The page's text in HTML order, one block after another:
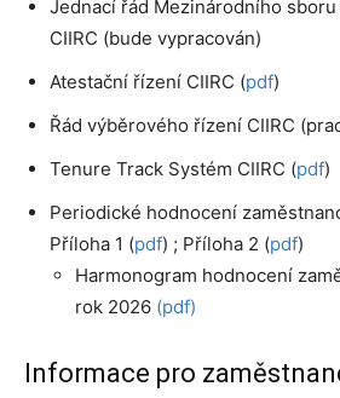
Jednací řád Mezinárodního
CIIRC (bude vypracován)
Atestační řízení CIIRC (pdf)
Řád výběrového řízení CIIRC
Tenure Track Systém CIIRC (pdf)
Periodické hodnocení
Příloha 1 (pdf) ; Příloha 2 (pdf)
Harmonogram hodnocení
rok 2026 (pdf)
Informace pro